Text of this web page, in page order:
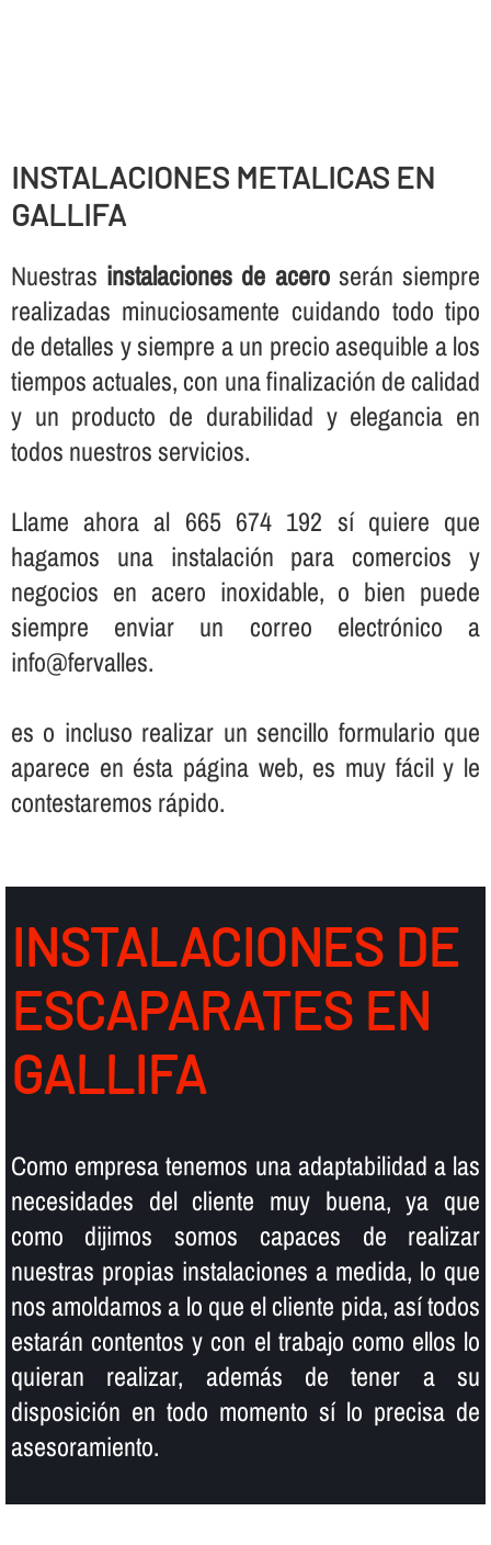
INSTALACIONES METALICAS EN
GALLIFA
Nuestras instalaciones de aceroserán siempre
realizadas minuciosamente cuidando todo tipo
de detalles y siempre a un precio asequible a los
tiempos actuales, con una finalización de calidad
y un producto de durabilidad y elegancia en
todos nuestros servicios.
Llame ahora al 665 674 192 sí­ quiere que
hagamos una instalación para comercios y
negocios en acero inoxidable, o bien puede
siempre enviar un correo electrónico a
info@fervalles.
es o incluso realizar un sencillo formulario que
aparece en ésta página web, es muy fácil y le
contestaremos rápido.
INSTALACIONES DE
ESCAPARATES EN
GALLIFA
Como empresa tenemos una adaptabilidad a las
necesidades del cliente muy buena, ya que
como dijimos somos capaces de realizar
nuestras propias instalaciones a medida, lo que
nos amoldamos a lo que el cliente pida, así­ todos
estarán contentos y con el trabajo como ellos lo
quieran realizar, además de tener a su
disposición en todo momento sí­ lo precisa de
asesoramiento.